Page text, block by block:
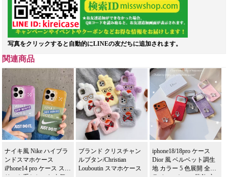
写真をクリックすると自動的にLINEの友だちに追加されます。
関連商品
ナイキ風 Nike ハイブラ
ンドスマホケース
iPhone14 pro ケース スト
ブランド クリスチャン
ルブタン/Christian
Louboutin スマホケース
iphone18/18pro ケース
Dior 風 ベルベット調生
地 カラー 5 色展開 全面